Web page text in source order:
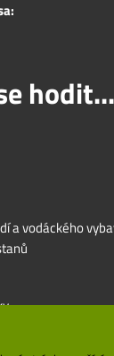
hodit...
a vodáckého